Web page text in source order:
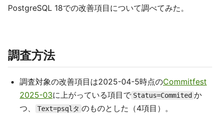
PostgreSQL 18での改善項目について調べてみた。
調査方法
調査対象の改善項目は2025-04-5時点のCommitfest
2025-03に上がっている項目で Status=Commited か
つ、
Text=psqlタ のものとした（4項目）。